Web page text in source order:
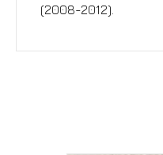
(2008-2012).